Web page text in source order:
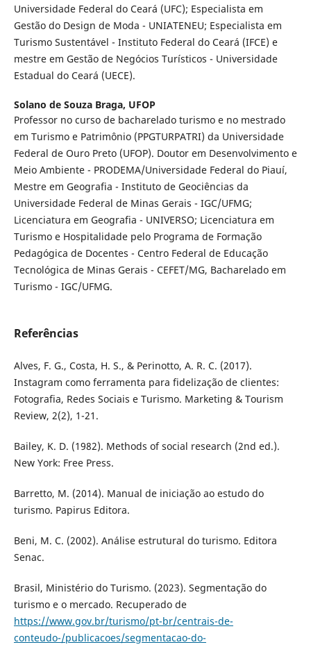
Universidade Federal do Ceará (UFC); Especialista em
Gestão do Design de Moda - UNIATENEU; Especialista em
Turismo Sustentável - Instituto Federal do Ceará (IFCE) e
mestre em Gestão de Negócios Turísticos - Universidade
Estadual do Ceará (UECE).
Solano de Souza Braga, UFOP
Professor no curso de bacharelado turismo e no mestrado
em Turismo e Patrimônio (PPGTURPATRI) da Universidade
Federal de Ouro Preto (UFOP). Doutor em Desenvolvimento e
Meio Ambiente - PRODEMA/Universidade Federal do Piauí,
Mestre em Geografia - Instituto de Geociências da
Universidade Federal de Minas Gerais - IGC/UFMG;
Licenciatura em Geografia - UNIVERSO; Licenciatura em
Turismo e Hospitalidade pelo Programa de Formação
Pedagógica de Docentes - Centro Federal de Educação
Tecnológica de Minas Gerais - CEFET/MG, Bacharelado em
Turismo - IGC/UFMG.
Referências
Alves, F. G., Costa, H. S., & Perinotto, A. R. C. (2017).
Instagram como ferramenta para fidelização de clientes:
Fotografia, Redes Sociais e Turismo. Marketing & Tourism
Review, 2(2), 1-21.
Bailey, K. D. (1982). Methods of social research (2nd ed.).
New York: Free Press.
Barretto, M. (2014). Manual de iniciação ao estudo do
turismo. Papirus Editora.
Beni, M. C. (2002). Análise estrutural do turismo. Editora
Senac.
Brasil, Ministério do Turismo. (2023). Segmentação do
turismo e o mercado. Recuperado de
https://www.gov.br/turismo/pt-br/centrais-de-
conteudo-/publicacoes/segmentacao-do-